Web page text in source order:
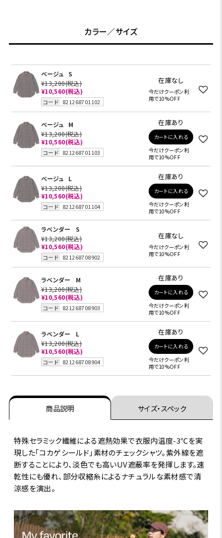
カラー／サイズ
ベージュ
S
¥13,200(税込)
¥10,560(税込)
コード 821268701102
在庫なし
今だけクーポン利
用で10%OFF
ベージュ
M
¥13,200(税込)
¥10,560(税込)
コード 821268701103
在庫あり
カートに入れる
今だけクーポン利
用で10%OFF
ベージュ
L
¥13,200(税込)
¥10,560(税込)
コード 821268701104
在庫あり
カートに入れる
今だけクーポン利
用で10%OFF
ラベンダー
S
¥13,200(税込)
¥10,560(税込)
コード 821268708902
在庫なし
今だけクーポン利
用で10%OFF
ラベンダー
M
¥13,200(税込)
¥10,560(税込)
コード 821268708903
在庫あり
カートに入れる
今だけクーポン利
用で10%OFF
ラベンダー
L
¥13,200(税込)
¥10,560(税込)
コード 821268708904
在庫あり
カートに入れる
今だけクーポン利
用で10%OFF
商品説明 サイズ・スペック
特殊セラミック繊維による遮熱効果で衣服内温度-3℃を実
現した｢コカゲシールド｣素材のチェックシャツ。紫外線を遮
断することにより、淡色でも高いUV遮蔽率を発揮します。速
乾性にも優れ、部分収縮糸によるナチュラルな素材感で清
涼感を演出。